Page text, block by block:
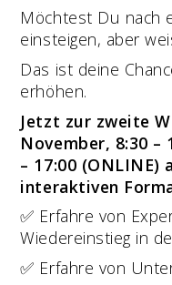
Möchtest Du nach
einsteigen, aber
Das ist deine
erhöhen.
Jetzt zur zweite
November, 8:30 –
– 17:00 (ONLINE)
interaktiven
✅ Erfahre von
Wiedereinstieg in
✅ Erfahre von